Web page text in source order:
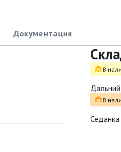
Документация
В
В
Седанка